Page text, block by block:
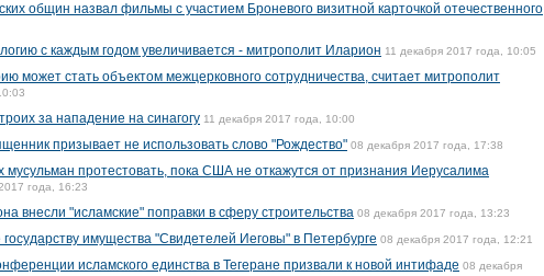
общин назвал фильмы с участием Броневого визитной карточкой отечественного
с каждым годом увеличивается - митрополит Иларион 11 декабря 2017 года, 10:05
может стать объектом межцерковного сотрудничества, считает митрополит
за нападение на синагогу 11 декабря 2017 года, 10:00
призывает не использовать слово "Рождество" 08 декабря 2017 года, 17:38
мусульман протестовать, пока США не откажутся от признания Иерусалима
года, 16:23
внесли "исламские" поправки в сферу строительства 08 декабря 2017 года, 13:23
имущества "Свидетелей Иеговы" в Петербурге 08 декабря 2017 года, 12:21
исламского единства в Тегеране призвали к новой интифаде 08 декабря